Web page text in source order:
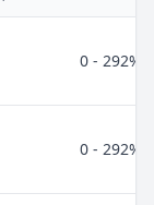
0 - 292%
0 - 292%